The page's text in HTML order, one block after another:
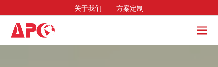
关于我们 方案定制